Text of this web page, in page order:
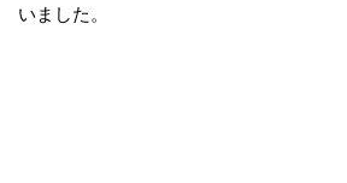
いました。